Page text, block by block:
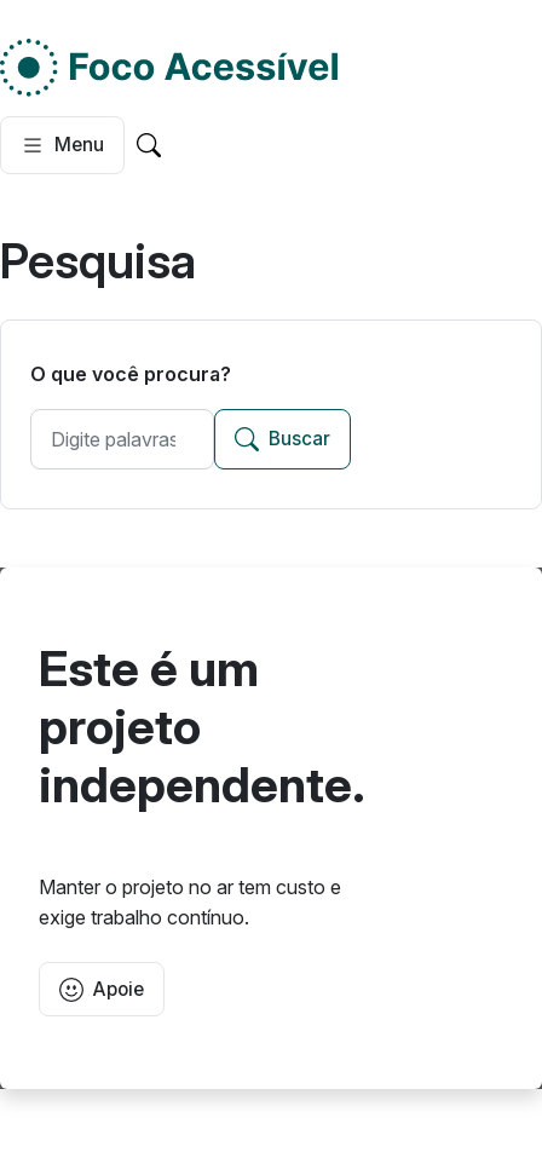
Do lado esquerdo,
Menu
Pesquisar no site
Pesquisa
O que você procura?
Buscar
Este é um
projeto
independente.
Manter o projeto no ar tem custo e
exige trabalho contínuo.
Apoie